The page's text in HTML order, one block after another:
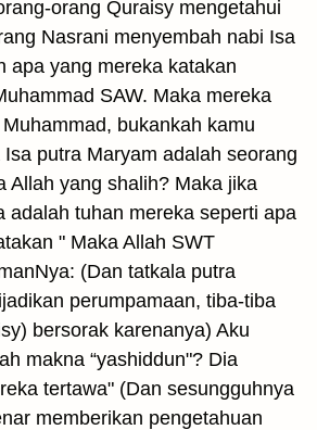
orang Quraisy mengetahui
Nasrani menyembah nabi Isa
apa yang mereka katakan
SAW. Maka mereka
bukankah kamu
putra Maryam adalah seorang
Allah yang shalih? Maka jika
adalah tuhan mereka seperti apa
" Maka Allah SWT
(Dan tatkala putra
perumpamaan, tiba-tiba
bersorak karenanya) Aku
makna “yashiddun"? Dia
tertawa" (Dan sesungguhnya
memberikan pengetahuan